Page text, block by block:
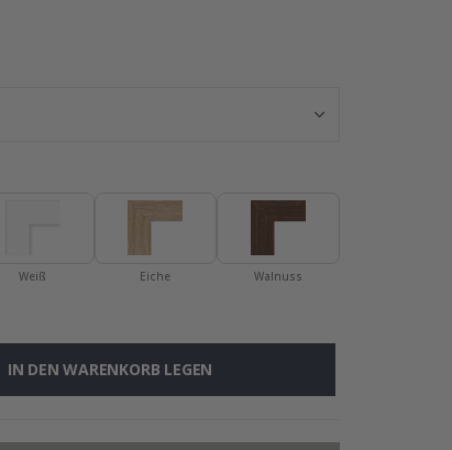
Weiß Eiche Walnuss
IN DEN WARENKORB LEGEN